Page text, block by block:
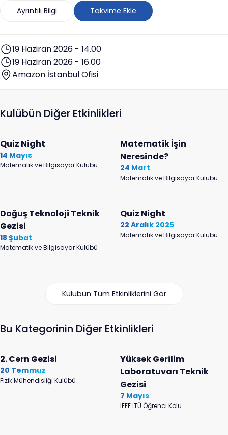
Ayrıntılı Bilgi Takvime Ekle
19 Haziran 2026 - 14.00
19 Haziran 2026 - 16.00
Amazon İstanbul Ofisi
Kulübün Diğer Etkinlikleri
Quiz Night
14 Mayıs
Matematik ve Bilgisayar Kulübü
Matematik İşin
Neresinde?
24 Mart
Matematik ve Bilgisayar Kulübü
Doğuş Teknoloji Teknik
Gezisi
18 Şubat
Matematik ve Bilgisayar Kulübü
Quiz Night
22 Aralık 2025
Matematik ve Bilgisayar Kulübü
Kulübün Tüm Etkinliklerini Gör
Bu Kategorinin Diğer Etkinlikleri
2. Cern Gezisi
20 Temmuz
Fizik Mühendisliği Kulübü
Yüksek Gerilim
Laboratuvarı Teknik
Gezisi
7 Mayıs
IEEE İTÜ Öğrenci Kolu